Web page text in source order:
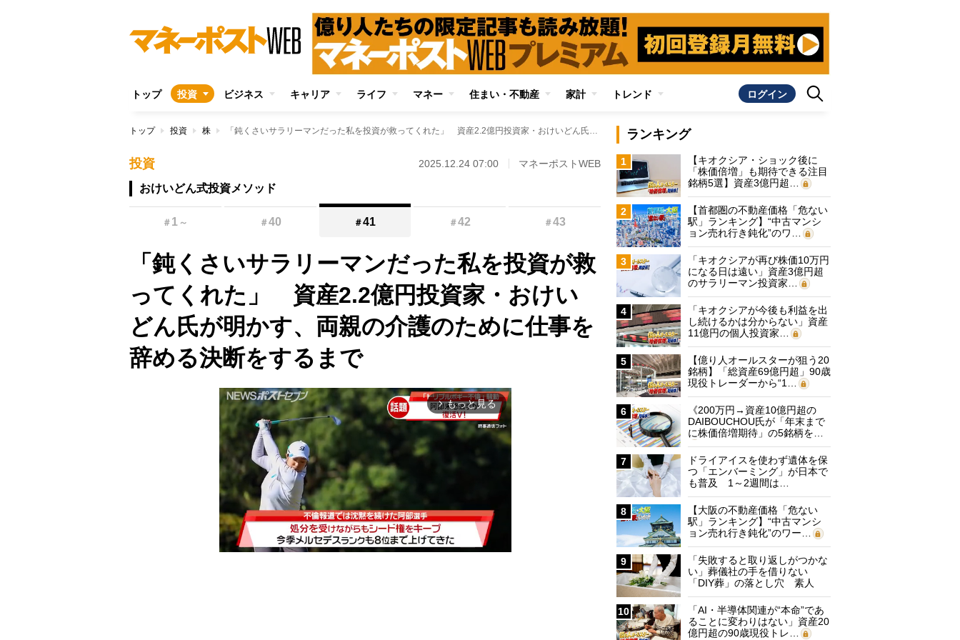
トップ 投資 ビジネス キャリア ライフ マネー 住まい・不動産 家計 トレンド ログイン
トップ 投資 株 「鈍くさいサラリーマンだった私を投資が救ってくれた」 資産2.2億円投資家・おけいどん氏が明かす、両親の介護のために仕事を辞める決断をするまで
投資 2025.12.24 07:00 マネーポストWEB
おけいどん式投資メソッド
＃ 1 ～ ＃40 ＃41 ＃42 ＃43
「鈍くさいサラリーマンだった私を投資が救
ってくれた」 資産2.2億円投資家・おけい
どん氏が明かす、両親の介護のために仕事を
辞める決断をするまで
arrow_forward_ios もっと見る
ランキング
1
【キオクシア・ショック後に
「株価倍増」も期待できる注目
銘柄5選】資産3億円超…
2
【首都圏の不動産価格「危ない
駅」ランキング】“中古マンシ
ョン売れ行き鈍化”のワ…
3
「キオクシアが再び株価10万円
になる日は遠い」資産3億円超
のサラリーマン投資家…
4
「キオクシアが今後も利益を出
し続けるかは分からない」資産
11億円の個人投資家…
5
【億り人オールスターが狙う20
銘柄】「総資産69億円超」90歳
現役トレーダーから“1…
6
《200万円→資産10億円超の
DAIBOUCHOU氏が「年末まで
に株価倍増期待」の5銘柄を…
7
ドライアイスを使わず遺体を保
つ「エンバーミング」が日本で
も普及 1～2週間は…
8
【大阪の不動産価格「危ない
駅」ランキング】“中古マンシ
ョン売れ行き鈍化”のワー…
9
「失敗すると取り返しがつかな
い」葬儀社の手を借りない
「DIY葬」の落とし穴 素人
に…
10
「AI・半導体関連が“本命”であ
ることに変わりはない」資産20
億円超の90歳現役トレ…